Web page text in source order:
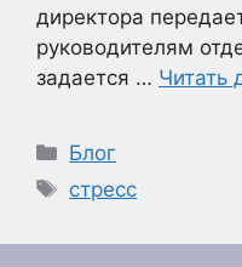
директора
руководителям
задается … Читать
Рубрики
Блог
Метки
стресс